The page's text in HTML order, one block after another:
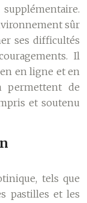
sûr
ses difficultés
Il
en ligne et en
permettent de
et soutenu
tels que
pastilles et les